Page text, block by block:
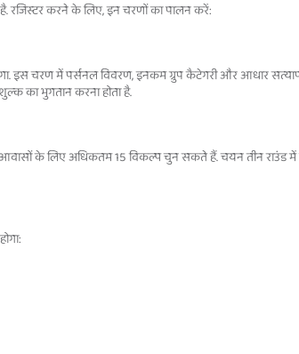
रजिस्टर करने के लिए, इन चरणों का पालन करें:
इस चरण में पर्सनल विवरण, इनकम ग्रुप कैटेगरी और आधार
का भुगतान करना होता है.
आवासों के लिए अधिकतम 15 विकल्प चुन सकते हैं. चयन तीन राउंड